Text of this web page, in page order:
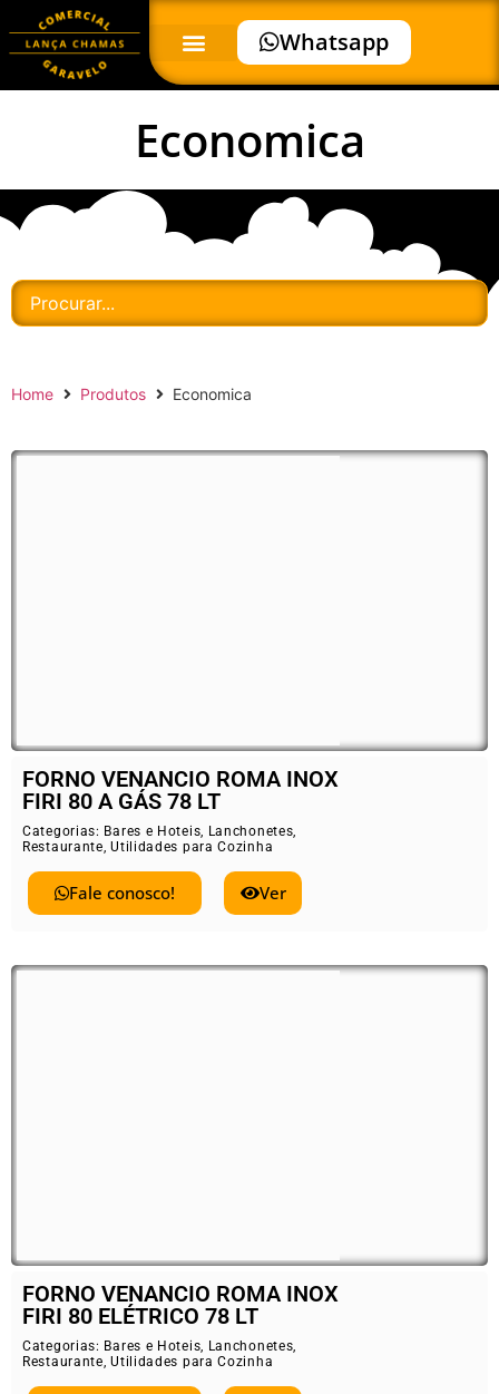
Whatsapp
Economica
Home Produtos Economica
FORNO VENANCIO ROMA INOX
FIRI 80 A GÁS 78 LT
Categorias: Bares e Hoteis, Lanchonetes,
Restaurante,Utilidades para Cozinha
Fale conosco! Ver
FORNO VENANCIO ROMA INOX
FIRI 80 ELÉTRICO 78 LT
Categorias: Bares e Hoteis, Lanchonetes,
Restaurante,Utilidades para Cozinha